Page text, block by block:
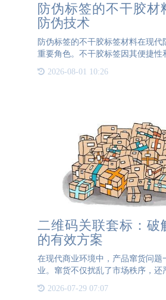
防伪标签的不干胶材
防伪技术
防伪标签的不干胶标签材料在现代
重要角色。不干胶标签因其便捷性
伪技术。首先，易碎纸不干胶材料
2026-08-01 10:26
二维码关联套标：破
的有效方案
在现代商业环境中，产品窜货问题
业。窜货不仅扰乱了市场秩序，还
声誉和消费者的信任。为了有效防
企业开始采用先进的防窜货技术
2026-07-29 07:07